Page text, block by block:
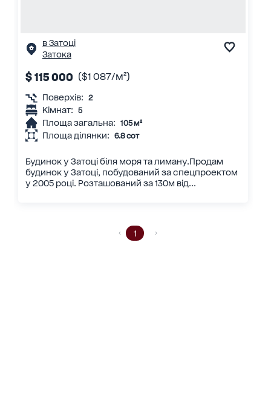
в Затоці
Затока
$ 115 000 ($1 087/м²)
Поверхів: 2
Кімнат: 5
Площа загальна: 105 м²
Площа ділянки: 6.8 сот
Будинок у Затоці біля моря та лиману.Продам
будинок у Затоці, побудований за спецпроектом
у 2005 році. Розташований за 130м від...
1